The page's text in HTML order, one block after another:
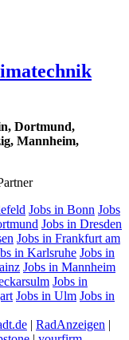
Dortmund,
Mannheim,
Jobs in Bonn Jobs
Jobs in Dresden
Jobs in Frankfurt am
in Karlsruhe Jobs in
Jobs in Mannheim
Jobs in
Jobs in Ulm Jobs in
| RadAnzeigen |